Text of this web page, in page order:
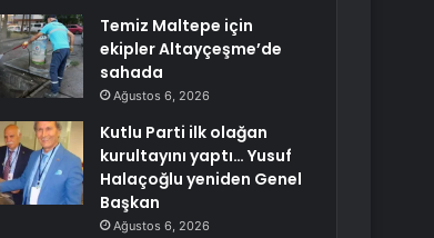
Temiz Maltepe için
ekipler Altayçeşme’de
sahada
Ağustos 6, 2026
Kutlu Parti ilk olağan
kurultayını yaptı… Yusuf
Halaçoğlu yeniden Genel
Başkan
Ağustos 6, 2026